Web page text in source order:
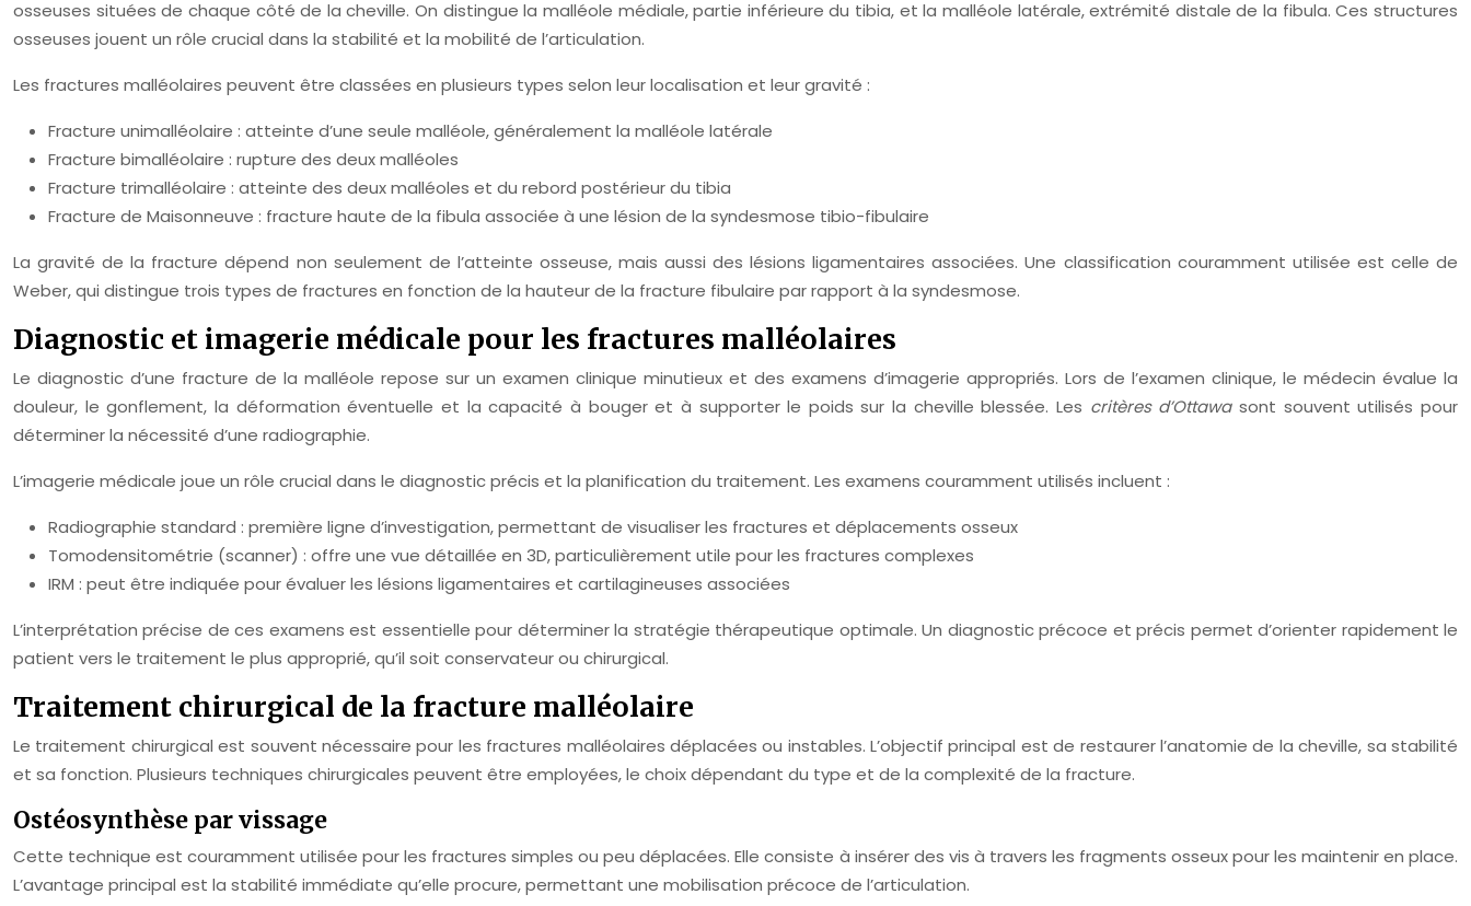
osseuses situées de chaque côté de la cheville. On distingue la malléole médiale, partie inférieure du tibia, et la malléole latérale, extrémité distale de la fibula. Ces structures
osseuses jouent un rôle crucial dans la stabilité et la mobilité de l’articulation.
Les fractures malléolaires peuvent être classées en plusieurs types selon leur localisation et leur gravité :
Fracture unimalléolaire : atteinte d’une seule malléole, généralement la malléole latérale
Fracture bimalléolaire : rupture des deux malléoles
Fracture trimalléolaire : atteinte des deux malléoles et du rebord postérieur du tibia
Fracture de Maisonneuve : fracture haute de la fibula associée à une lésion de la syndesmose tibio-fibulaire
La gravité de la fracture dépend non seulement de l’atteinte osseuse, mais aussi des lésions ligamentaires associées. Une classification couramment utilisée est celle de
Weber, qui distingue trois types de fractures en fonction de la hauteur de la fracture fibulaire par rapport à la syndesmose.
Diagnostic et imagerie médicale pour les fractures malléolaires
Le diagnostic d’une fracture de la malléole repose sur un examen clinique minutieux et des examens d’imagerie appropriés. Lors de l’examen clinique, le médecin évalue la
douleur, le gonflement, la déformation éventuelle et la capacité à bouger et à supporter le poids sur la cheville blessée. Les critères d’Ottawasont souvent utilisés pour
déterminer la nécessité d’une radiographie.
L’imagerie médicale joue un rôle crucial dans le diagnostic précis et la planification du traitement. Les examens couramment utilisés incluent :
Radiographie standard : première ligne d’investigation, permettant de visualiser les fractures et déplacements osseux
Tomodensitométrie (scanner) : offre une vue détaillée en 3D, particulièrement utile pour les fractures complexes
IRM : peut être indiquée pour évaluer les lésions ligamentaires et cartilagineuses associées
L’interprétation précise de ces examens est essentielle pour déterminer la stratégie thérapeutique optimale. Un diagnostic précoce et précis permet d’orienter rapidement le
patient vers le traitement le plus approprié, qu’il soit conservateur ou chirurgical.
Traitement chirurgical de la fracture malléolaire
Le traitement chirurgical est souvent nécessaire pour les fractures malléolaires déplacées ou instables. L’objectif principal est de restaurer l’anatomie de la cheville, sa stabilité
et sa fonction. Plusieurs techniques chirurgicales peuvent être employées, le choix dépendant du type et de la complexité de la fracture.
Ostéosynthèse par vissage
Cette technique est couramment utilisée pour les fractures simples ou peu déplacées. Elle consiste à insérer des vis à travers les fragments osseux pour les maintenir en place.
L’avantage principal est la stabilité immédiate qu’elle procure, permettant une mobilisation précoce de l’articulation.